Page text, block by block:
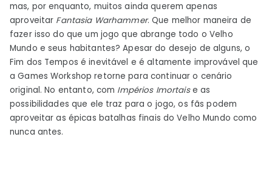
mas, por enquanto, muitos ainda querem apenas
aproveitar Fantasia Warhammer. Que melhor maneira de
fazer isso do que um jogo que abrange todo o Velho
Mundo e seus habitantes? Apesar do desejo de alguns, o
Fim dos Tempos é inevitável e é altamente improvável que
a Games Workshop retorne para continuar o cenário
original. No entanto, com Impérios Imortaise as
possibilidades que ele traz para o jogo, os fãs podem
aproveitar as épicas batalhas finais do Velho Mundo como
nunca antes.